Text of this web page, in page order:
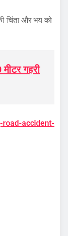
चिंता और भय को
गहरी
accident-